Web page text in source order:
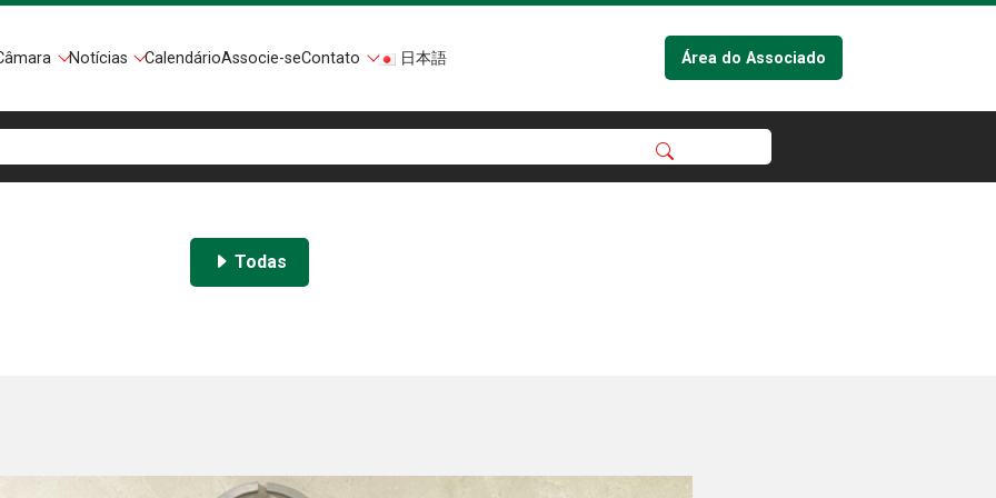
Notícias CalendárioAssocie-seContato 日本語 Área do Associado
Todas